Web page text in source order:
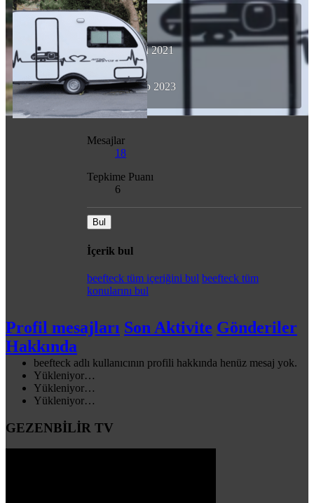
Yeni Üye
Katılım
25 Eki 2021
Son görülme
27 Şub 2023
Mesajlar
18
Tepkime Puanı
6
Bul
İçerik bul
beefteck tüm içeriğini bul beefteck tüm
konularını bul
Profil mesajları Son Aktivite Gönderiler
Hakkında
beefteck adlı kullanıcının profili hakkında henüz mesaj yok.
Yükleniyor…
Yükleniyor…
Yükleniyor…
GEZENBİLİR TV